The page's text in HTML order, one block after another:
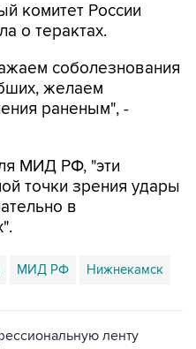
комитет России
о терактах.
соболезнования
желаем
раненым", -
МИД РФ, "эти
точки зрения удары
в
МИД РФ Нижнекамск
ленту